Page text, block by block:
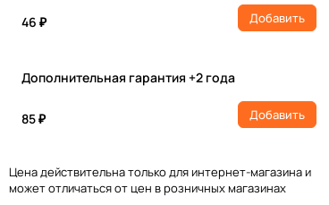
46 ₽ Добавить
Дополнительная гарантия +2 года
85 ₽ Добавить
Цена действительна только для интернет-магазина и
может отличаться от цен в розничных магазинах